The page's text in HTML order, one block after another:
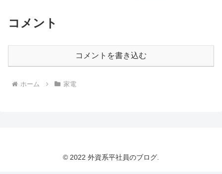
コメント
コメントを書き込む
ホーム 家電
© 2022 外資系平社員のブログ.